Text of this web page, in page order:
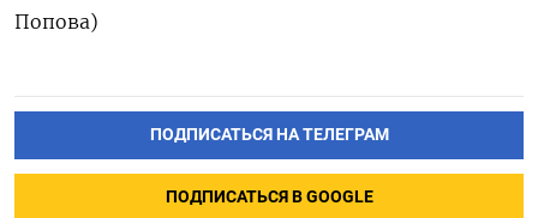
Попова)
ПОДПИСАТЬСЯ НА ТЕЛЕГРАМ
ПОДПИСАТЬСЯ В GOOGLE